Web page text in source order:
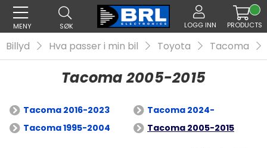
MENY SØK LOGG INN PRODUCTS
Billyd Hva passer i min bil Toyota Tacoma
Tacoma 2005-2015
Tacoma 2016-2023
Tacoma 2024-
Tacoma 1995-2004
Tacoma 2005-2015